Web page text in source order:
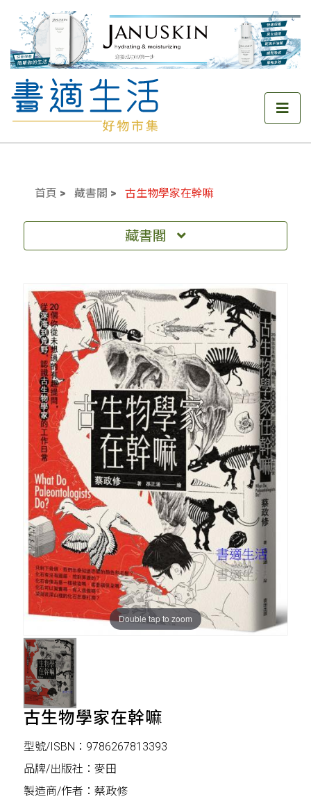
首頁 藏書閣 古生物學家在幹嘛
藏書閣
Double tap to zoom
古生物學家在幹嘛
型號/ISBN：9786267813393
品牌/出版社：麥田
製造商/作者：蔡政修